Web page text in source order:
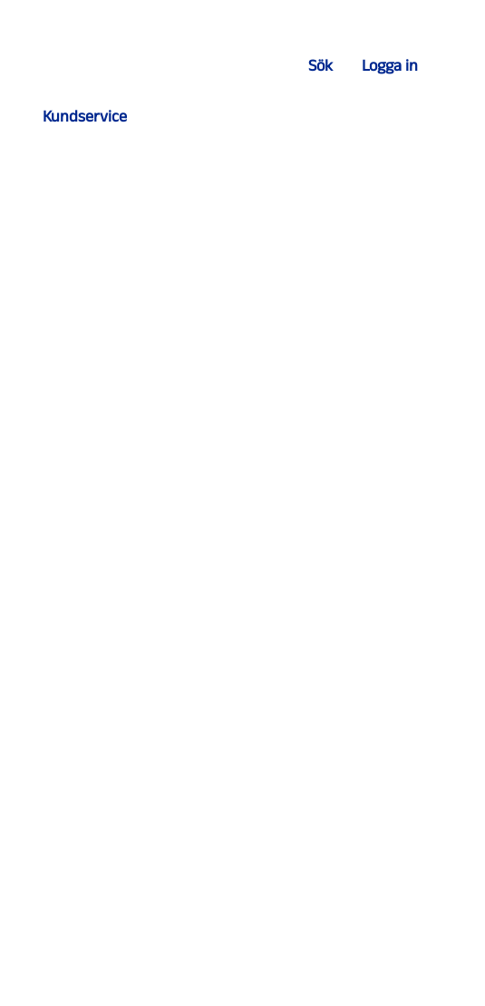
Sök Logga in
Kundservice